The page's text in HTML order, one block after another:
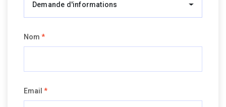
Demande d'informations
Nom *
Email *